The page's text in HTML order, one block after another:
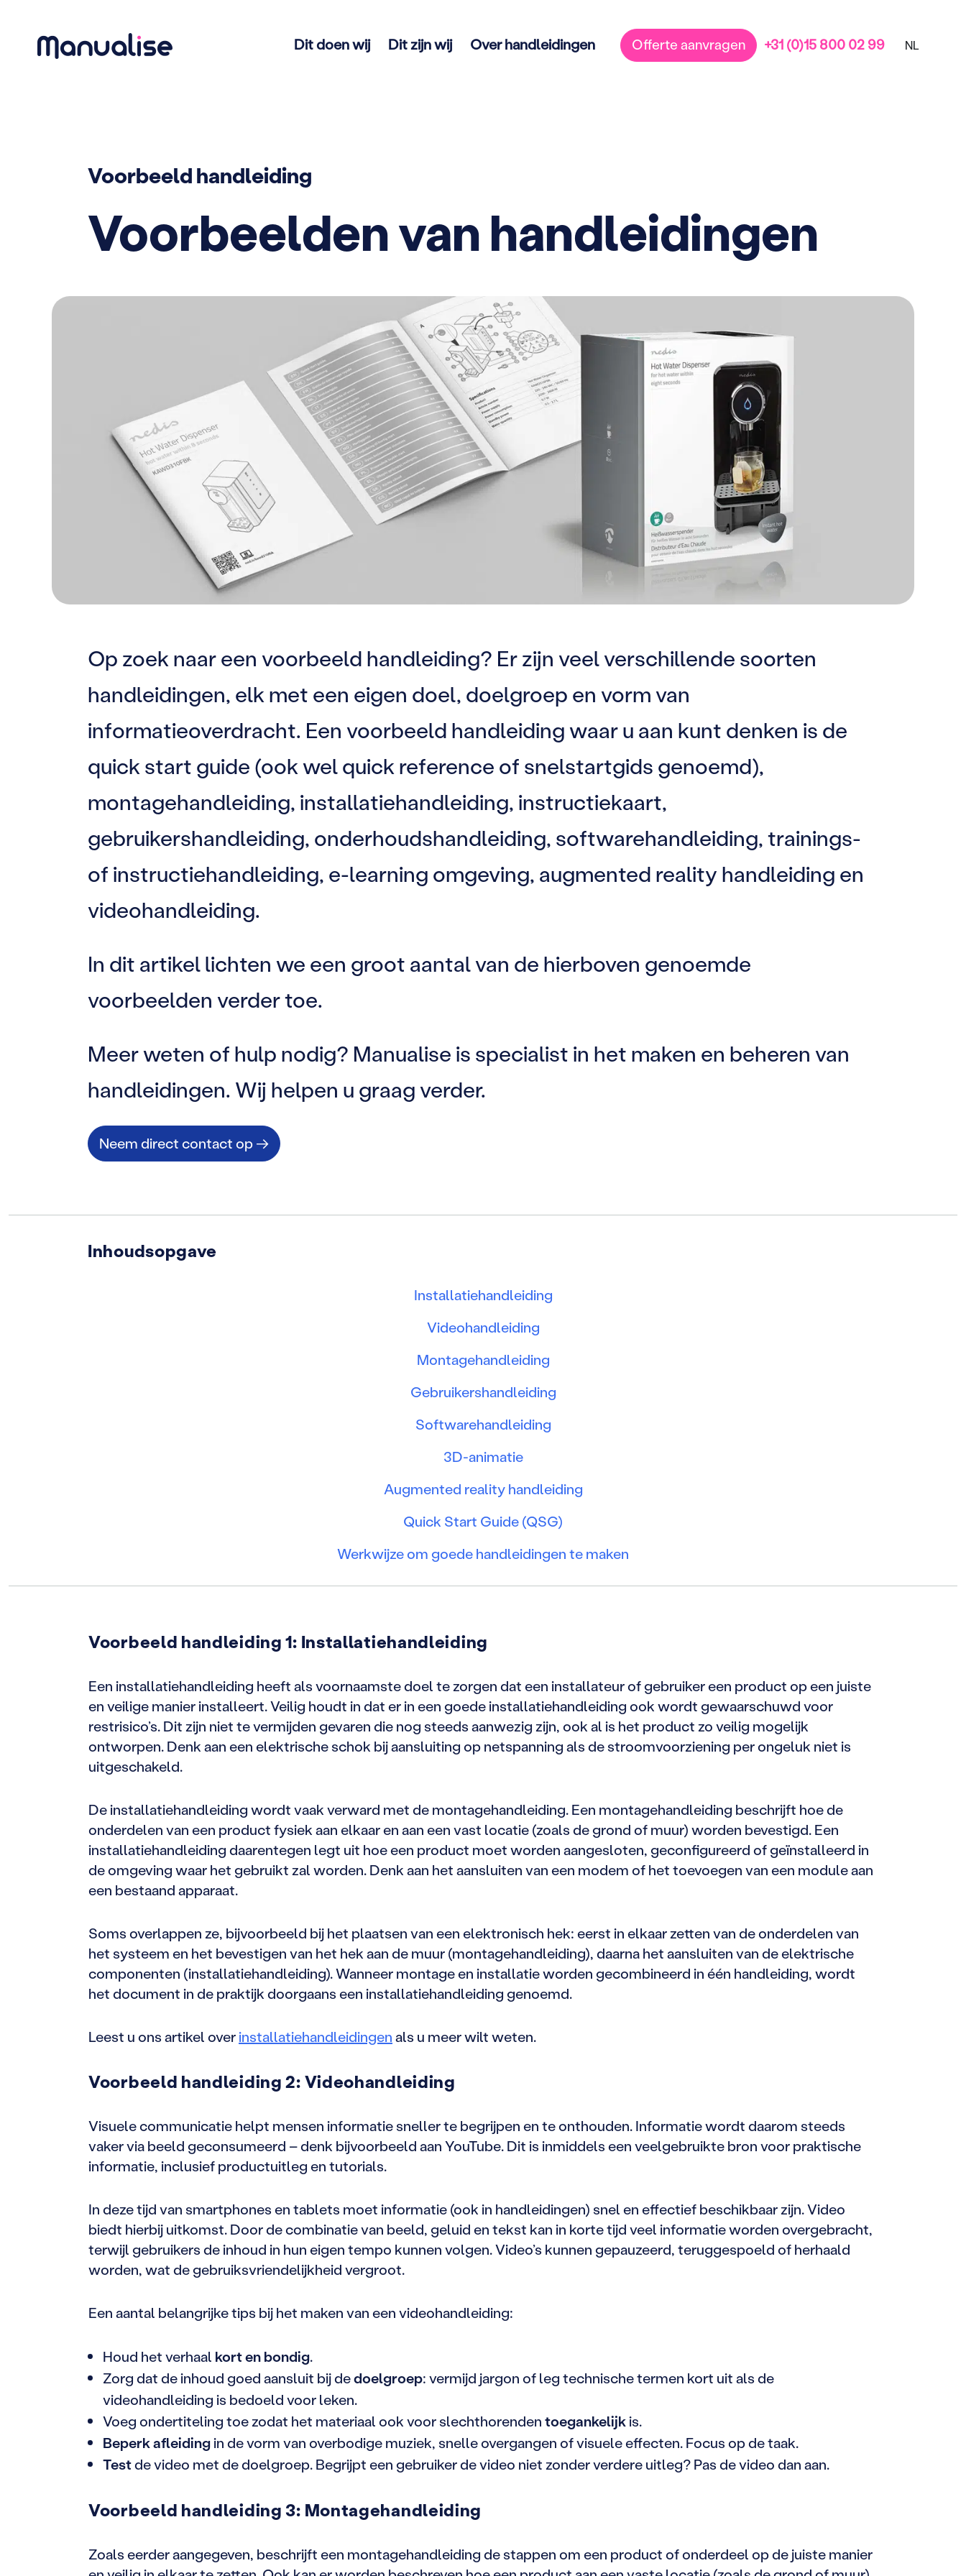
Hoofdnavigatie Dit doen wij Dit zijn wij Over handleidingen Offerte aanvragen +31 (0)15 800 02 99 NL
Voorbeeld handleiding
Voorbeelden van handleidingen
Op zoek naar een voorbeeld handleiding? Er zijn veel verschillende soorten
handleidingen, elk met een eigen doel, doelgroep en vorm van
informatieoverdracht. Een voorbeeld handleiding waar u aan kunt denken is de
quick start guide (ook wel quick reference of snelstartgids genoemd),
montagehandleiding, installatiehandleiding, instructiekaart,
gebruikershandleiding, onderhoudshandleiding, softwarehandleiding, trainings-
of instructiehandleiding, e-learning omgeving, augmented reality handleiding en
videohandleiding.
In dit artikel lichten we een groot aantal van de hierboven genoemde
voorbeelden verder toe.
Meer weten of hulp nodig? Manualise is specialist in het maken en beheren van
handleidingen. Wij helpen u graag verder.
Neem direct contact op →
Inhoudsopgave
Installatiehandleiding
Videohandleiding
Montagehandleiding
Gebruikershandleiding
Softwarehandleiding
3D-animatie
Augmented reality handleiding
Quick Start Guide (QSG)
Werkwijze om goede handleidingen te maken
Voorbeeld handleiding 1: Installatiehandleiding
Een installatiehandleiding heeft als voornaamste doel te zorgen dat een installateur of gebruiker een product op een juiste
en veilige manier installeert. Veilig houdt in dat er in een goede installatiehandleiding ook wordt gewaarschuwd voor
restrisico’s. Dit zijn niet te vermijden gevaren die nog steeds aanwezig zijn, ook al is het product zo veilig mogelijk
ontworpen. Denk aan een elektrische schok bij aansluiting op netspanning als de stroomvoorziening per ongeluk niet is
uitgeschakeld.
De installatiehandleiding wordt vaak verward met de montagehandleiding. Een montagehandleiding beschrijft hoe de
onderdelen van een product fysiek aan elkaar en aan een vast locatie (zoals de grond of muur) worden bevestigd. Een
installatiehandleiding daarentegen legt uit hoe een product moet worden aangesloten, geconfigureerd of geïnstalleerd in
de omgeving waar het gebruikt zal worden. Denk aan het aansluiten van een modem of het toevoegen van een module aan
een bestaand apparaat.
Soms overlappen ze, bijvoorbeeld bij het plaatsen van een elektronisch hek: eerst in elkaar zetten van de onderdelen van
het systeem en het bevestigen van het hek aan de muur (montagehandleiding), daarna het aansluiten van de elektrische
componenten (installatiehandleiding). Wanneer montage en installatie worden gecombineerd in één handleiding, wordt
het document in de praktijk doorgaans een installatiehandleiding genoemd.
Leest u ons artikel overinstallatiehandleidingenals u meer wilt weten.
Voorbeeld handleiding 2: Videohandleiding
Visuele communicatie helpt mensen informatie sneller te begrijpen en te onthouden. Informatie wordt daarom steeds
vaker via beeld geconsumeerd – denk bijvoorbeeld aan YouTube. Dit is inmiddels een veelgebruikte bron voor praktische
informatie, inclusief productuitleg en tutorials.
In deze tijd van smartphones en tablets moet informatie (ook in handleidingen) snel en effectief beschikbaar zijn. Video
biedt hierbij uitkomst. Door de combinatie van beeld, geluid en tekst kan in korte tijd veel informatie worden overgebracht,
terwijl gebruikers de inhoud in hun eigen tempo kunnen volgen. Video’s kunnen gepauzeerd, teruggespoeld of herhaald
worden, wat de gebruiksvriendelijkheid vergroot.
Een aantal belangrijke tips bij het maken van een videohandleiding:
Houd het verhaal kort en bondig.
Zorg dat de inhoud goed aansluit bij dedoelgroep: vermijd jargon of leg technische termen kort uit als de
videohandleiding is bedoeld voor leken.
Voeg ondertiteling toe zodat het materiaal ook voor slechthorendentoegankelijkis.
Beperk afleidingin de vorm van overbodige muziek, snelle overgangen of visuele effecten. Focus op de taak.
Testde video met de doelgroep. Begrijpt een gebruiker de video niet zonder verdere uitleg? Pas de video dan aan.
Voorbeeld handleiding 3: Montagehandleiding
Zoals eerder aangegeven, beschrijft een montagehandleiding de stappen om een product of onderdeel op de juiste manier